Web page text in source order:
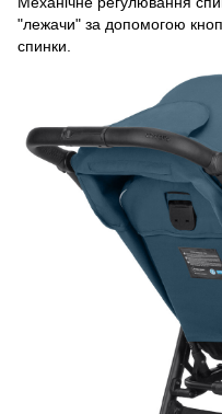
"лежачи" за допомогою
спинки.